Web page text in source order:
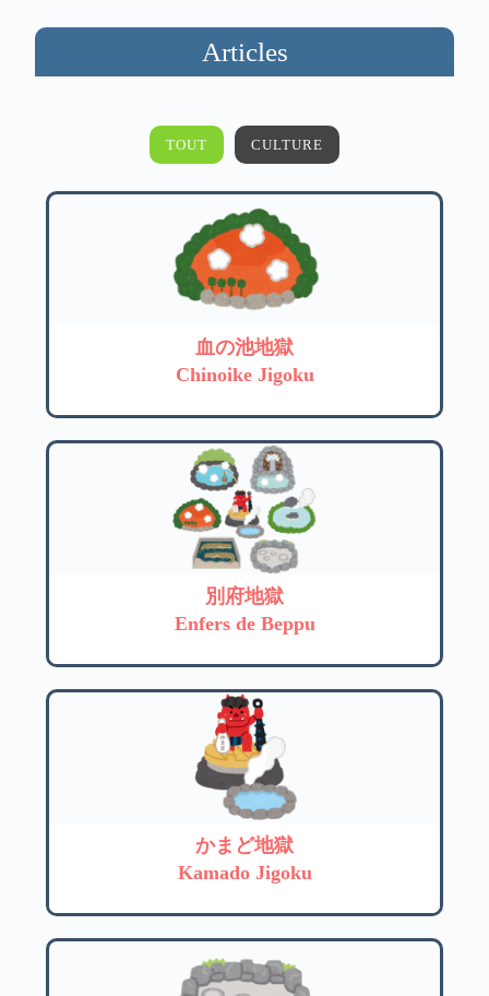
Articles
TOUT CULTURE
血の池地獄
Chinoike Jigoku
別府地獄
Enfers de Beppu
かまど地獄
Kamado Jigoku